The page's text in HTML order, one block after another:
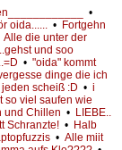
•
oida...... • Fortgehn
Alle die unter der
und soo
• "oida" kommt
dinge die ich
scheiß :D • i
so viel saufen wie
und Chillen • LIEBE..
Schranzte! • Halb
• Alle miit